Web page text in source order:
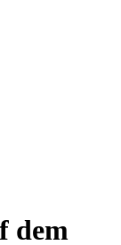
dem